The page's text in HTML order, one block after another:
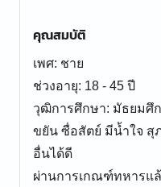
คุณสมบัติ
เพศ: ชาย
ช่วงอายุ: 18 - 45 ปี
วุฒิการศึกษา: มัธยมศึ
ขยัน ซื่อสัตย์ มีน้ำใจ สุ
อื่นได้ดี
ผ่านการเกณฑ์ทหารแ